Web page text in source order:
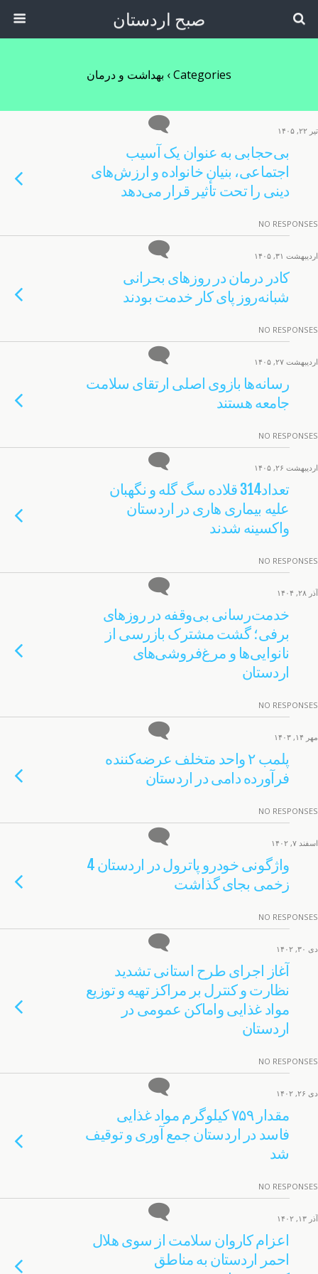
صبح اردستان
Categories › بهداشت و درمان
تیر ۲۲, ۱۴۰۵
بی‌حجابی به عنوان یک آسیب
اجتماعی، بنیان خانواده و ارزش‌های
دینی را تحت تأثیر قرار می‌دهد
NO RESPONSES
اردیبهشت ۳۱, ۱۴۰۵
کادر درمان در روزهای بحرانی
شبانه‌روز پای کار خدمت بودند
NO RESPONSES
اردیبهشت ۲۷, ۱۴۰۵
رسانه‌ها بازوی اصلی ارتقای سلامت
جامعه هستند
NO RESPONSES
اردیبهشت ۲۶, ۱۴۰۵
تعداد314 قلاده سگ گله و نگهبان
علیه بیماری هاری در اردستان
واکسینه شدند
NO RESPONSES
آذر ۲۸, ۱۴۰۴
خدمت‌رسانی بی‌وقفه در روزهای
برفی؛ گشت مشترک بازرسی از
نانوایی‌ها و مرغ‌فروشی‌های
اردستان
NO RESPONSES
مهر ۱۴, ۱۴۰۳
پلمب ۲ واحد متخلف عرضه‌کننده
فرآورده دامی در اردستان
NO RESPONSES
اسفند ۷, ۱۴۰۲
واژگونی خودرو پاترول در اردستان 4
زخمی بجای گذاشت
NO RESPONSES
دی ۳۰, ۱۴۰۲
آغاز اجرای طرح استانی تشدید
نظارت و کنترل بر مراکز تهیه و توزیع
مواد غذایی واماکن عمومی در
اردستان
NO RESPONSES
دی ۲۶, ۱۴۰۲
مقدار ۷۵۹ کیلوگرم مواد غذایی
فاسد در اردستان جمع آوری و توقیف
شد
NO RESPONSES
آذر ۱۳, ۱۴۰۲
اعزام کاروان سلامت از سوی هلال
احمر اردستان به مناطق